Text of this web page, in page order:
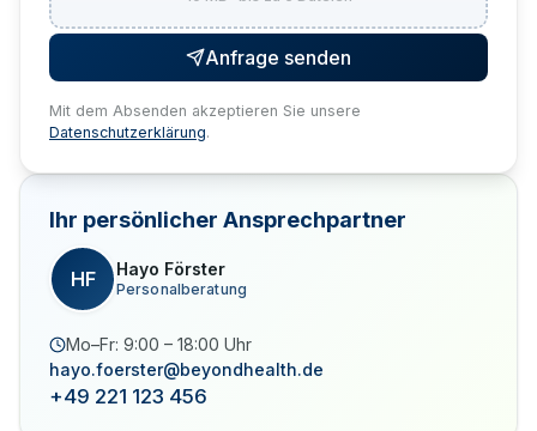
Anfrage senden
Mit dem Absenden akzeptieren Sie unsere
Datenschutzerklärung.
Ihr persönlicher Ansprechpartner
HF Hayo Förster
Personalberatung
Mo–Fr: 9:00 – 18:00 Uhr
hayo.foerster@beyondhealth.de
+49 221 123 456